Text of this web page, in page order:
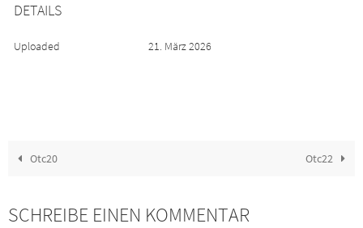
DETAILS
Uploaded 21. März 2026
Otc20 Otc22
SCHREIBE EINEN KOMMENTAR